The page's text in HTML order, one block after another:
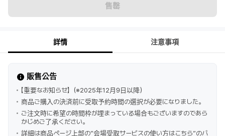
售罄
詳情 注意事項
販售公告
【重要なお知らせ】（※2025年12月9日以降）
商品ご購入の決済前に受取予約時間の選択が必要になりました。
ご注文時に希望の時間枠が埋まっている場合もございますのであら
かじめご了承ください。
詳細は商品ページ上部の”会場受取サービスの使い方はこちら”のバ